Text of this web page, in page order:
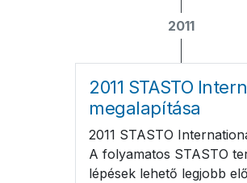
2011
2011 STASTO
megalapítása
2011 STASTO
A folyamatos STASTO
lépések lehető legjobb